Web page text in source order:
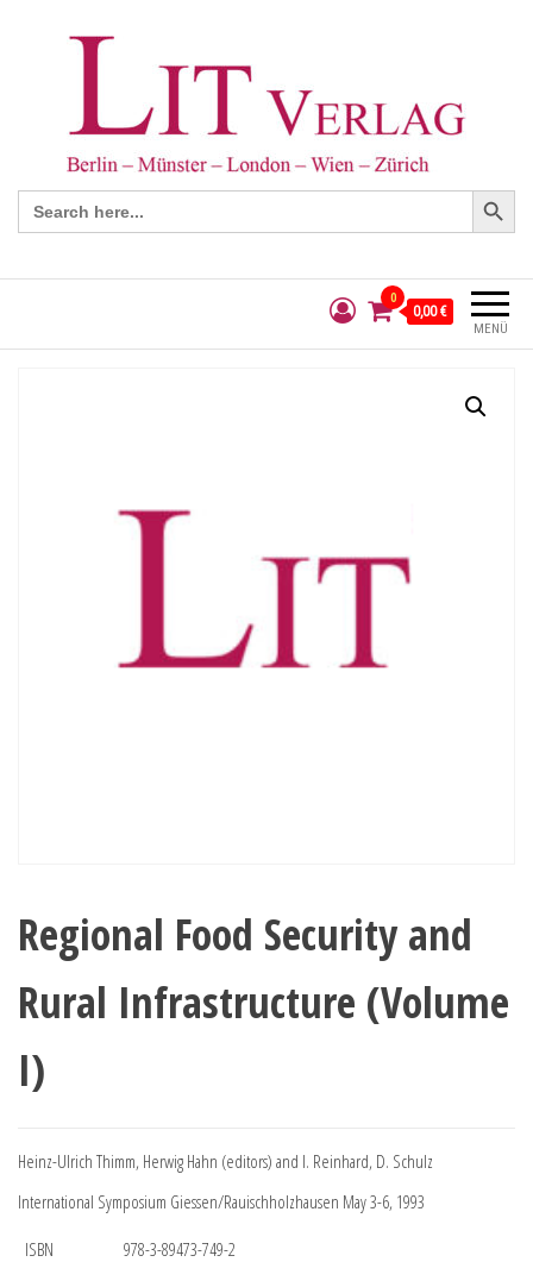
Search
for:
Search Button
MENÜ
0
0,00 €
Regional Food Security and
Rural Infrastructure (Volume
I)
Heinz-Ulrich Thimm, Herwig Hahn (editors) and I. Reinhard, D. Schulz
International Symposium Giessen/Rauischholzhausen May 3-6, 1993
ISBN
978-3-89473-749-2